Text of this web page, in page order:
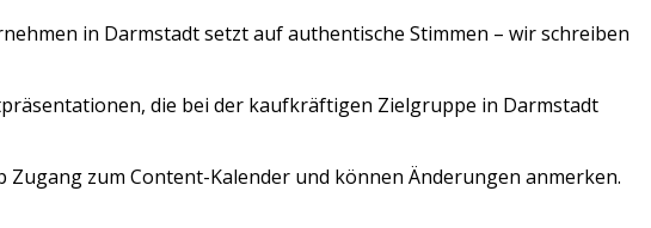
in Darmstadtsetzt auf authentische Stimmen – wir schreiben
die bei der kaufkräftigen Zielgruppe in Darmstadt
zum Content-Kalender und können Änderungen anmerken.